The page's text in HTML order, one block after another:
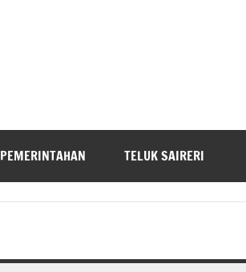
PEMERINTAHAN TELUK SAIRERI